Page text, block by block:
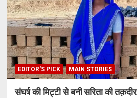
EDITOR'S PICK MAIN STORIES
संघर्ष की मिट्टी से बनी सरिता की तक़दीर